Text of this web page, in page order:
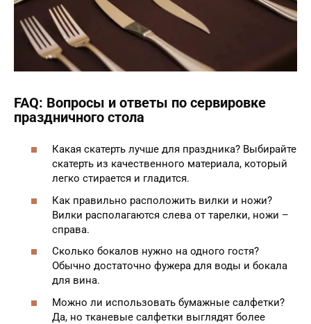
FAQ: Вопросы и ответы по сервировке
праздничного стола
Какая скатерть лучше для праздника? Выбирайте
скатерть из качественного материала, который
легко стирается и гладится.
Как правильно расположить вилки и ножи?
Вилки располагаются слева от тарелки, ножи –
справа.
Сколько бокалов нужно на одного гостя?
Обычно достаточно фужера для воды и бокала
для вина.
Можно ли использовать бумажные салфетки?
Да, но тканевые салфетки выглядят более